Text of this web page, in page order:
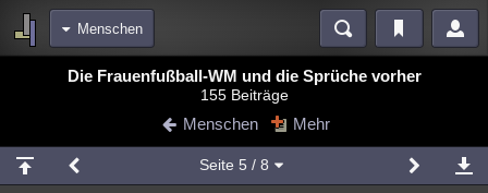
Menschen
Blogs Videos
Chat Wiki Neuigkeiten
meine Rubriken
Die Frauenfußball-WM und die Sprüche vorher
155 Beiträge
Menschen Mehr
Seite 5 / 8